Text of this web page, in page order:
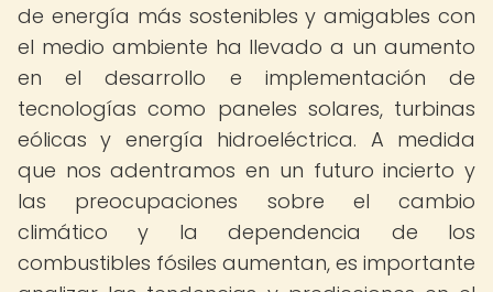
de energía más sostenibles y amigables con
el medio ambiente ha llevado a un aumento
en el desarrollo e implementación de
tecnologías como paneles solares, turbinas
eólicas y energía hidroeléctrica. A medida
que nos adentramos en un futuro incierto y
las preocupaciones sobre el cambio
climático y la dependencia de los
combustibles fósiles aumentan, es importante